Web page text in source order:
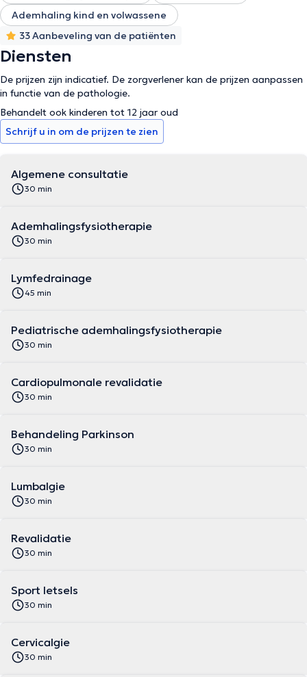
Ademhaling kind en volwassene
33 Aanbeveling van de patiënten
Diensten
De prijzen zijn indicatief. De zorgverlener kan de prijzen aanpassen
in functie van de pathologie.
Behandelt ook kinderen tot 12 jaar oud
Schrijf u in om de prijzen te zien
Algemene consultatie
30 min
Ademhalingsfysiotherapie
30 min
Lymfedrainage
45 min
Pediatrische ademhalingsfysiotherapie
30 min
Cardiopulmonale revalidatie
30 min
Behandeling Parkinson
30 min
Lumbalgie
30 min
Revalidatie
30 min
Sport letsels
30 min
Cervicalgie
30 min